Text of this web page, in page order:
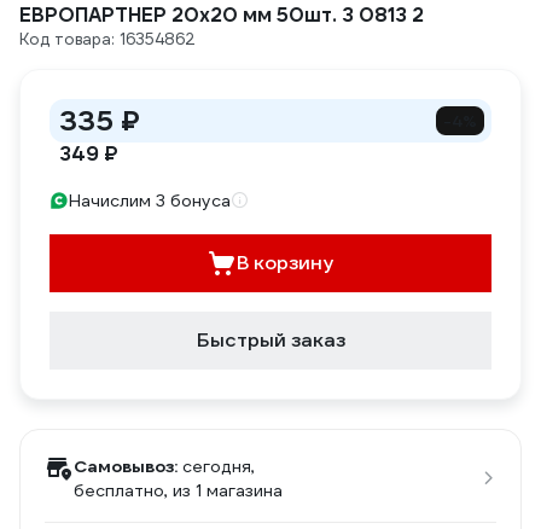
ЕВРОПАРТНЕР 20х20 мм 50шт. 3 0813 2
Код товара: 16354862
335 ₽
349 ₽
Начислим 3 бонуса
В корзину
Быстрый заказ
Самовывоз: сегодня,
бесплатно, из 1 магазина